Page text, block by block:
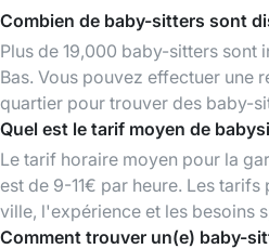
Combien de baby-sitters sont
Plus de 19,000 baby-sitters sont
Bas. Vous pouvez effectuer une
quartier pour trouver des baby-
Quel est le tarif moyen de
Le tarif horaire moyen pour la
est de 9-11€ par heure. Les
ville, l'expérience et les besoins
Comment trouver un(e) baby-